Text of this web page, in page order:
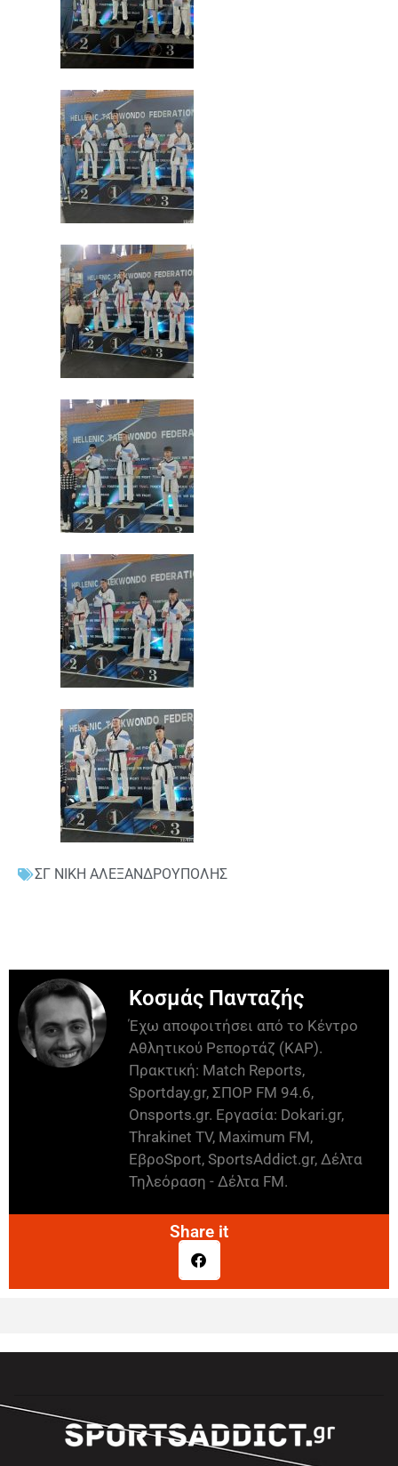
ΣΓ ΝΙΚΗ ΑΛΕΞΑΝΔΡΟΥΠΟΛΗΣ
Κοσμάς Πανταζής
Έχω αποφοιτήσει από το Κέντρο
Αθλητικού Ρεπορτάζ (ΚΑΡ).
Πρακτική: Match Reports,
Sportday.gr, ΣΠΟΡ FM 94.6,
Onsports.gr. Εργασία: Dokari.gr,
Thrakinet TV, Maximum FM,
ΕβροSport, SportsAddict.gr, Δέλτα
Τηλεόραση - Δέλτα FM.
Share it